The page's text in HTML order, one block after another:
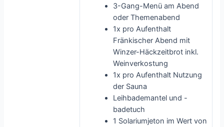
3-Gang-Menü am Abend
oder Themenabend
1x pro Aufenthalt
Fränkischer Abend mit
Winzer-Häckzeitbrot inkl.
Weinverkostung
1x pro Aufenthalt Nutzung
der Sauna
Leihbademantel und -
badetuch
1 Solariumjeton im Wert von